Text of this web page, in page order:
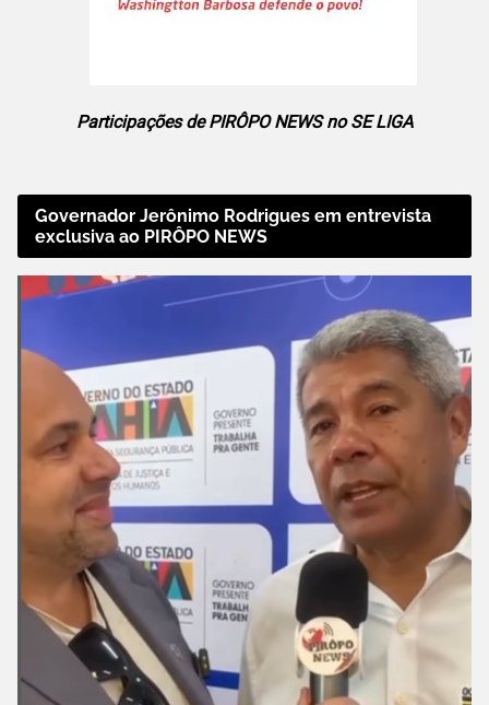
Participações de PIRÔPO NEWS no SE LIGA
Governador Jerônimo Rodrigues em entrevista
exclusiva ao PIRÔPO NEWS